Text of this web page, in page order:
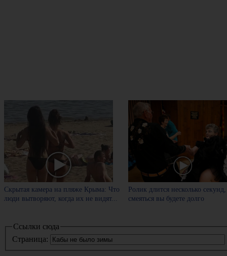
Скрытая камера на пляже Крыма: Что
люди вытворяют, когда их не видят...
Ролик длится несколько
смеяться вы будете долго
Ссылки сюда
Страница: